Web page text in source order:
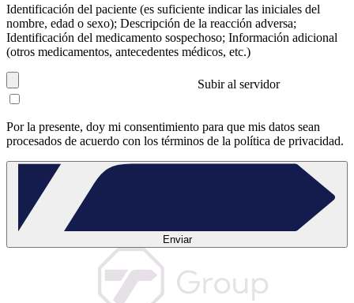
Identificación del paciente (es suficiente indicar las iniciales del
nombre, edad o sexo); Descripción de la reacción adversa;
Identificación del medicamento sospechoso; Información adicional
(otros medicamentos, antecedentes médicos, etc.)
Subir al servidor
Por la presente, doy mi consentimiento para que mis datos sean
procesados de acuerdo con los términos de la política de privacidad.
Enviar